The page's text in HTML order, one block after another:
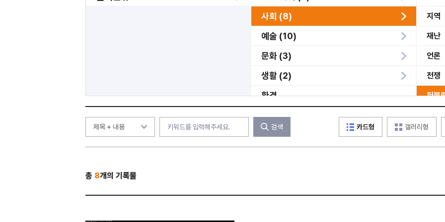
사회 (8)
지역
재난
언론
전쟁
퍼블
예술 (10)
문화 (3)
생활 (2)
환경
학술
역사
과학
검색 카드형 갤러리형
총 8개의 기록물